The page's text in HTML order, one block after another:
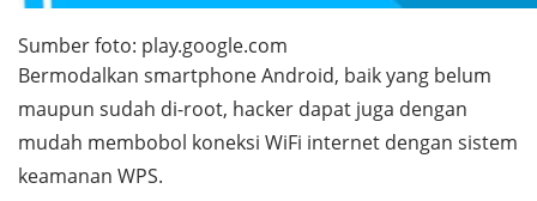
Sumber foto: play.google.com
Bermodalkan smartphoneAndroid, baik yang belum
maupun sudah di-root, hacker dapat juga dengan
mudah membobol koneksi WiFi internet dengan sistem
keamanan WPS.